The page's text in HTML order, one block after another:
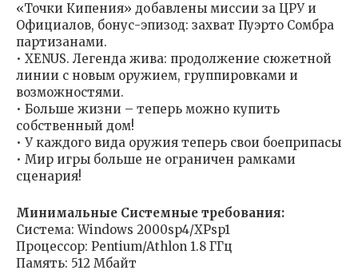
«Точки Кипения» добавлены миссии за ЦРУ и
Официалов, бонус-эпизод: захват Пуэрто Сомбра
партизанами.
• XENUS. Легенда жива: продолжение сюжетной
линии с новым оружием, группировками и
возможностями.
• Больше жизни – теперь можно купить
собственный дом!
• У каждого вида оружия теперь свои боеприпасы
• Мир игры больше не ограничен рамками
сценария!
Минимальные Системные требования:
Система: Windows 2000sp4/XPsp1
Процессор: Pentium/Athlon 1.8 ГГц
Память: 512 Мбайт